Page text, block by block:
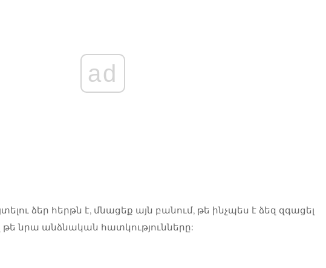
ad
ձեր հերթն է, մնացեք այն բանում, թե ինչպես է ձեզ զգացել
նրա անձնական հատկությունները: